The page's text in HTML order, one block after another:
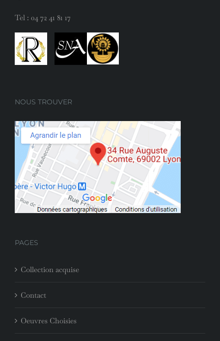
Tel : 04 72 41 81 17
NOUS TROUVER
PAGES
Collection acquise
Contact
Oeuvres Choisies